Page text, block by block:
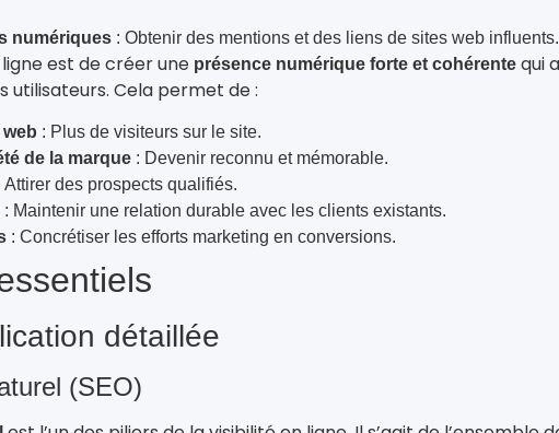
numériques : Obtenir des mentions et des liens de sites web influents.
est de créer une présence numérique forte et cohérente qui
utilisateurs. Cela permet de :
: Plus de visiteurs sur le site.
de la marque : Devenir reconnu et mémorable.
Attirer des prospects qualifiés.
: Maintenir une relation durable avec les clients existants.
: Concrétiser les efforts marketing en conversions.
détaillée
(SEO)